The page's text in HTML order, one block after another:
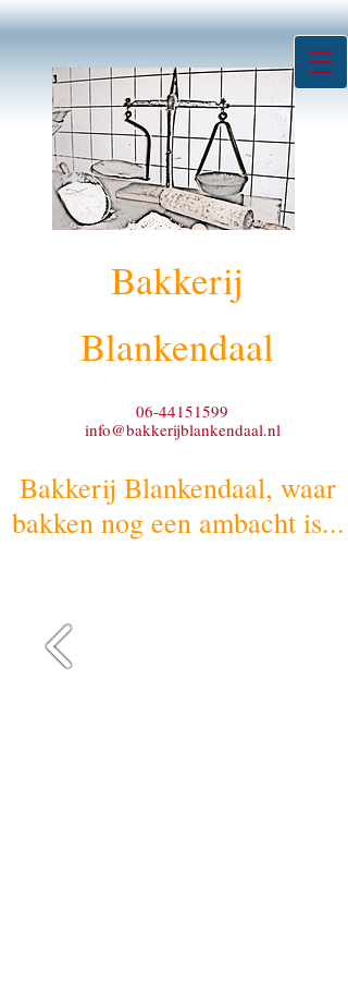
Bakkerij
Blankendaal
06-44151599
info@bakkerijblankendaal.nl
Bakkerij Blankendaal, waar
bakken nog een ambacht is...